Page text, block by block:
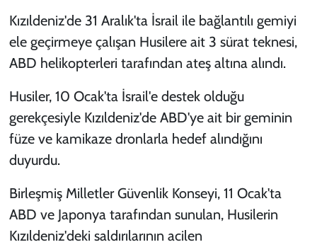
Kızıldeniz'de 31 Aralık'ta İsrail ile bağlantılı gemiyi
ele geçirmeye çalışan Husilere ait 3 sürat teknesi,
ABD helikopterleri tarafından ateş altına alındı.
Husiler, 10 Ocak'ta İsrail'e destek olduğu
gerekçesiyle Kızıldeniz'de ABD'ye ait bir geminin
füze ve kamikaze dronlarla hedef alındığını
duyurdu.
Birleşmiş Milletler Güvenlik Konseyi, 11 Ocak'ta
ABD ve Japonya tarafından sunulan, Husilerin
Kızıldeniz'deki saldırılarının acilen